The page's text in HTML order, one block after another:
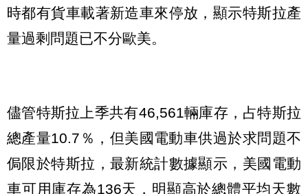
時都有貨車載著新造車來停放，顯示特斯拉產
量過剩問題已不分歐美。
儘管特斯拉上季共有46,561輛庫存，占特斯拉
總產量10.7％，但美國電動車供過於求問題不
侷限於特斯拉，最新統計數據顯示，美國電動
車可用庫存為136天，明顯高於總體平均天數